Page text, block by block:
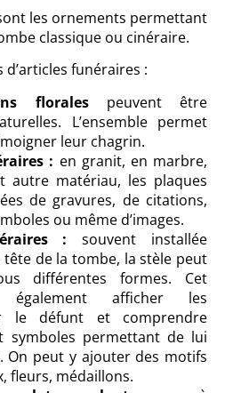
les ornements permettant
classique ou cinéraire.
funéraires :
floralespeuvent être
L’ensemble permet
leur chagrin.
: en granit, en marbre,
autre matériau, les plaques
de gravures, de citations,
ou même d’images.
:souvent installée
de la tombe, la stèle peut
différentes formes. Cet
afficher les
le défunt et comprendre
symboles permettant de lui
On peut y ajouter des motifs
fleurs, médaillons.